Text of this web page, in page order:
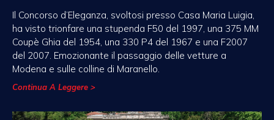
Il Concorso d’Eleganza, svoltosi presso Casa Maria Luigia,
ha visto trionfare una stupenda F50 del 1997, una 375 MM
Coupè Ghia del 1954, una 330 P4 del 1967 e una F2007
del 2007. Emozionante il passaggio delle vetture a
Modena e sulle colline di Maranello.
Continua A Leggere >